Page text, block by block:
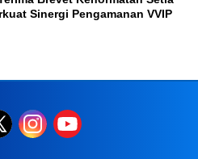
Sinergi Pengamanan VVIP